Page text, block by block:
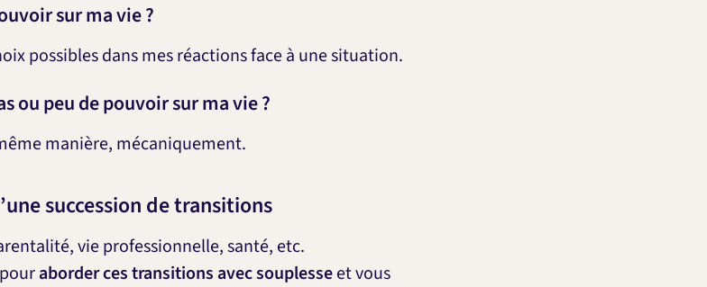
sur ma vie ?
possibles dans mes réactions face à une situation.
ou peu de pouvoir sur ma vie ?
manière, mécaniquement.
succession de transitions
vie professionnelle, santé, etc.
aborder ces transitions avec souplesseet vous